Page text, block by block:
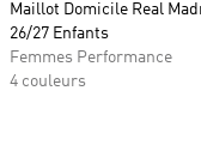
Maillot Domicile Real
26/27 Enfants
Femmes Performance
4 couleurs